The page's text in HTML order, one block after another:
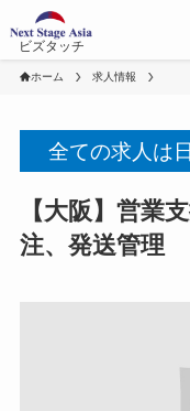
ビズタッチ
ホーム 求人情報
全ての求人は
【大阪】営業
注、発送管理